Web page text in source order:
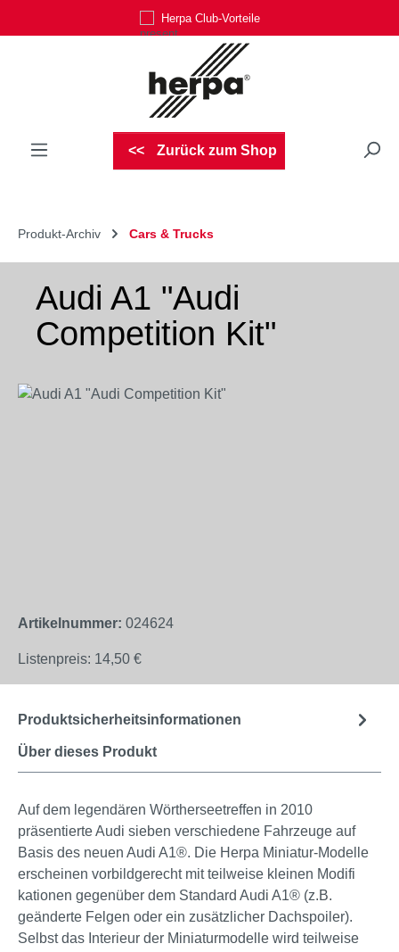
Zum Hauptinhalt springenHerpa Club-Vorteile
Zurück zum Shop
Produkt-Archiv Cars & Trucks
Audi A1 "Audi
Competition Kit"
Bildergalerie überspringen
Artikelnummer: 024624
Listenpreis: 14,50 €
Über dieses Produkt
Produktsicherheitsinformationen
Auf dem legendären Wörtherseetreffen in 2010
präsentierte Audi sieben verschiedene Fahrzeuge auf
Basis des neuen Audi A1®. Die Herpa Miniatur-Modelle
erscheinen vorbildgerecht mit teilweise kleinen Modifi
kationen gegenüber dem Standard Audi A1® (z.B.
geänderte Felgen oder ein zusätzlicher Dachspoiler).
Selbst das Interieur der Miniaturmodelle wird teilweise